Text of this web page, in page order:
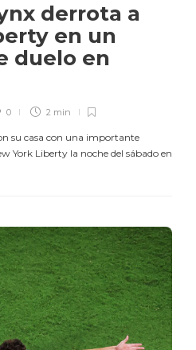
derrota a
en un
duelo en
0 2 min
su casa con una importante
York Liberty la noche del sábado en